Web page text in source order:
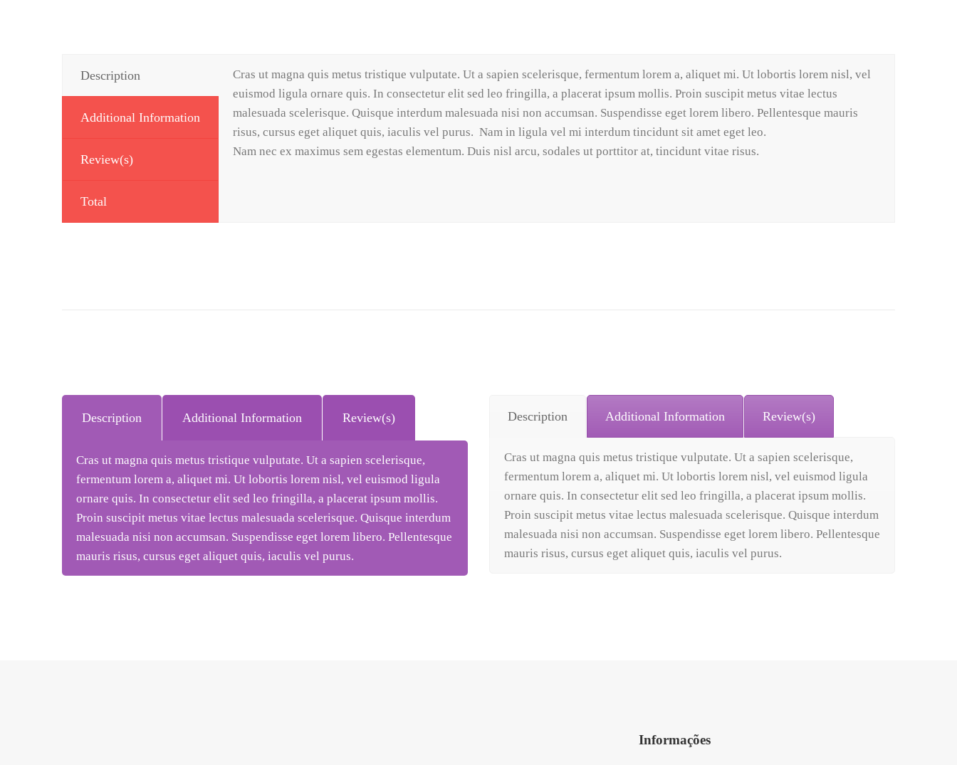
Description
Additional Information
Review(s)
Total
Cras ut magna quis metus tristique vulputate. Ut a sapien scelerisque, fermentum lorem a, aliquet mi. Ut lobortis lorem nisl, vel
euismod ligula ornare quis. In consectetur elit sed leo fringilla, a placerat ipsum mollis. Proin suscipit metus vitae lectus
malesuada scelerisque. Quisque interdum malesuada nisi non accumsan. Suspendisse eget lorem libero. Pellentesque mauris
risus, cursus eget aliquet quis, iaculis vel purus. Nam in ligula vel mi interdum tincidunt sit amet eget leo.
Nam nec ex maximus sem egestas elementum. Duis nisl arcu, sodales ut porttitor at, tincidunt vitae risus.
Description Additional Information Review(s)
Cras ut magna quis metus tristique vulputate. Ut a sapien scelerisque,
fermentum lorem a, aliquet mi. Ut lobortis lorem nisl, vel euismod ligula
ornare quis. In consectetur elit sed leo fringilla, a placerat ipsum mollis.
Proin suscipit metus vitae lectus malesuada scelerisque. Quisque interdum
malesuada nisi non accumsan. Suspendisse eget lorem libero. Pellentesque
mauris risus, cursus eget aliquet quis, iaculis vel purus.
Description Additional Information Review(s)
Cras ut magna quis metus tristique vulputate. Ut a sapien scelerisque,
fermentum lorem a, aliquet mi. Ut lobortis lorem nisl, vel euismod ligula
ornare quis. In consectetur elit sed leo fringilla, a placerat ipsum mollis.
Proin suscipit metus vitae lectus malesuada scelerisque. Quisque interdum
malesuada nisi non accumsan. Suspendisse eget lorem libero. Pellentesque
mauris risus, cursus eget aliquet quis, iaculis vel purus.
Informações